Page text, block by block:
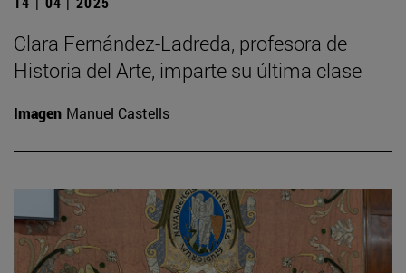
Clara Fernández-Ladreda, profesora de
Historia del Arte, imparte su última clase
Imagen Manuel Castells